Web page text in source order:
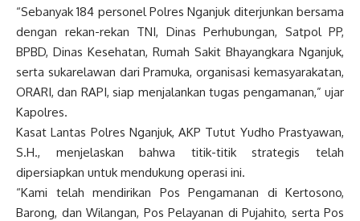
“Sebanyak 184 personel Polres Nganjuk diterjunkan bersama
dengan rekan-rekan TNI, Dinas Perhubungan, Satpol PP,
BPBD, Dinas Kesehatan, Rumah Sakit Bhayangkara Nganjuk,
serta sukarelawan dari Pramuka, organisasi kemasyarakatan,
ORARI, dan RAPI, siap menjalankan tugas pengamanan,” ujar
Kapolres.
Kasat Lantas Polres Nganjuk, AKP Tutut Yudho Prastyawan,
S.H., menjelaskan bahwa titik-titik strategis telah
dipersiapkan untuk mendukung operasi ini.
“Kami telah mendirikan Pos Pengamanan di Kertosono,
Barong, dan Wilangan, Pos Pelayanan di Pujahito, serta Pos